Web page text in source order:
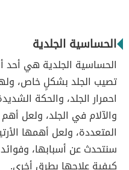
الحساسية الجلدية
الحساسية الجلدية هي أحد
تصيب الجلد بشكلٍ خاص،
احمرار الجلد، والحكة
والآلام في الجلد، ولعل
المتعددة، ولعل أهمها
سنتحدث عن أسبابها،
كيفية علاجها بطرقٍ أخرى.